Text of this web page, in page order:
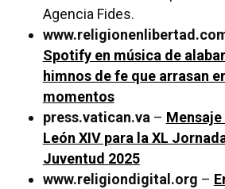
Agencia Fides.
Spotify en música de
himnos de fe que arrasan
momentos
press.vatican.va–
León XIV para la XL
Juventud 2025
www.religiondigital.org –